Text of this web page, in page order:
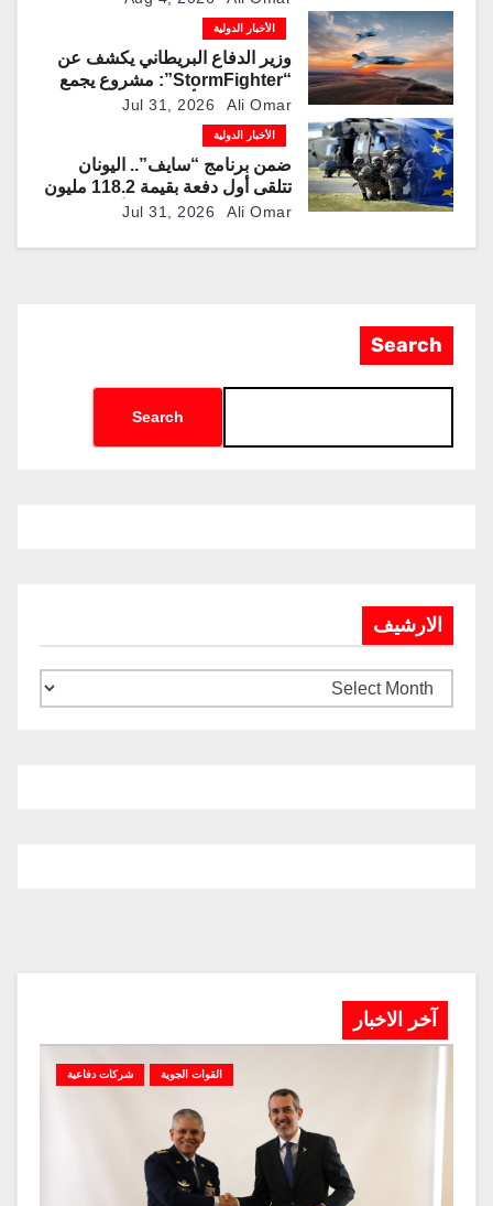
الأخبار الدولية
وزير الدفاع البريطاني يكشف عن
“StormFighter”: مشروع يجمع
بين منصات مأهولة وطائرات مقاتلة
ذاتية القيادة
Jul 31, 2026 Ali Omar
الأخبار الدولية
ضمن برنامج “سايف”.. اليونان
تتلقى أول دفعة بقيمة 118.2 مليون
يورو من تمويل الإتحاد الأوروبي
Jul 31, 2026 Ali Omar
Search
Search
الارشيف
آخر الاخبار
القوات الجوية شركات دفاعية